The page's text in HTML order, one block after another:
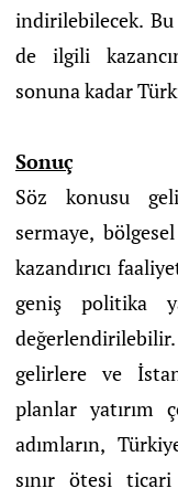
indirilebilecek.
de ilgili
sonuna kadar
Sonuç
Söz konusu
sermaye,
kazandırıcı
geniş politika
gelirlere ve
planlar yatırım
adımların,
sınır ötesi ticari